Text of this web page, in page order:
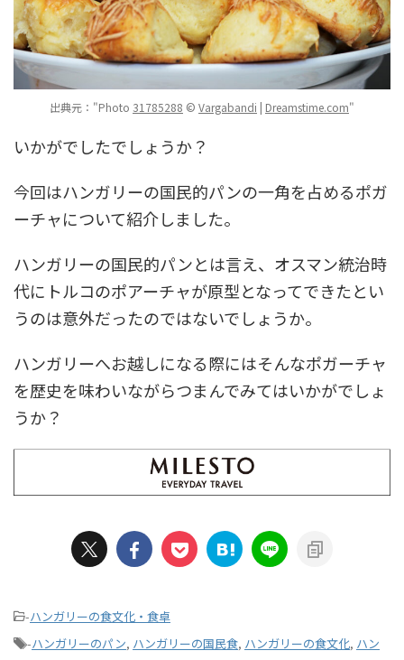
出典元："Photo 31785288 © Vargabandi | Dreamstime.com"
いかがでしたでしょうか？
今回はハンガリーの国民的パンの一角を占めるポガ
ーチャについて紹介しました。
ハンガリーの国民的パンとは言え、オスマン統治時
代にトルコのポアーチャが原型となってできたとい
うのは意外だったのではないでしょうか。
ハンガリーへお越しになる際にはそんなポガーチャ
を歴史を味わいながらつまんでみてはいかがでしょ
うか？
-ハンガリーの食文化・食卓
-ハンガリーのパン, ハンガリーの国民食, ハンガリーの食文化, ハン